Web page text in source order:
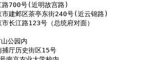
路700号(近明故宫路)
市建邺区茶亭东街240号(近云锦路)
长江路123号（总统府对面）
山公园内
捕厅历史街区15号